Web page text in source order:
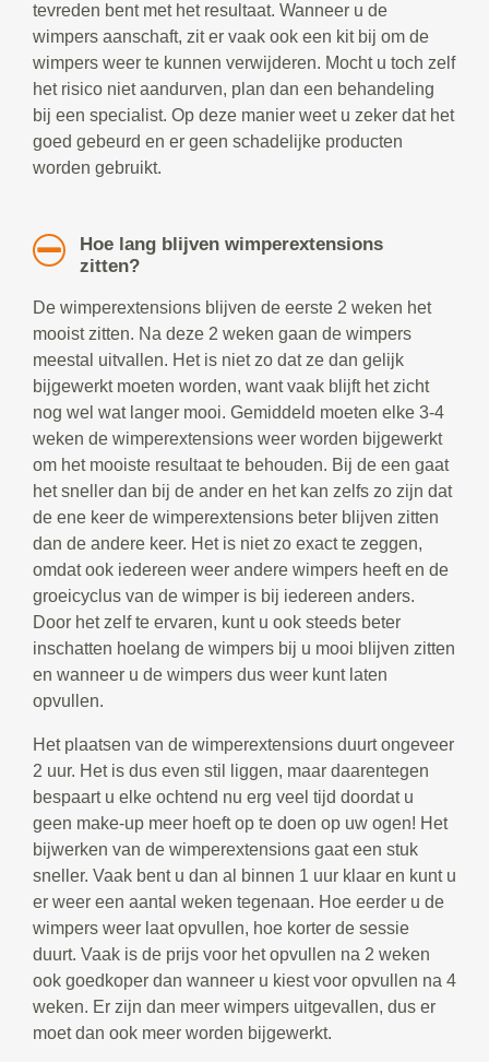
tevreden bent met het resultaat. Wanneer u de
wimpers aanschaft, zit er vaak ook een kit bij om de
wimpers weer te kunnen verwijderen. Mocht u toch zelf
het risico niet aandurven, plan dan een behandeling
bij een specialist. Op deze manier weet u zeker dat het
goed gebeurd en er geen schadelijke producten
worden gebruikt.
Hoe lang blijven wimperextensions
zitten?
De wimperextensions blijven de eerste 2 weken het
mooist zitten. Na deze 2 weken gaan de wimpers
meestal uitvallen. Het is niet zo dat ze dan gelijk
bijgewerkt moeten worden, want vaak blijft het zicht
nog wel wat langer mooi. Gemiddeld moeten elke 3-4
weken de wimperextensions weer worden bijgewerkt
om het mooiste resultaat te behouden. Bij de een gaat
het sneller dan bij de ander en het kan zelfs zo zijn dat
de ene keer de wimperextensions beter blijven zitten
dan de andere keer. Het is niet zo exact te zeggen,
omdat ook iedereen weer andere wimpers heeft en de
groeicyclus van de wimper is bij iedereen anders.
Door het zelf te ervaren, kunt u ook steeds beter
inschatten hoelang de wimpers bij u mooi blijven zitten
en wanneer u de wimpers dus weer kunt laten
opvullen.
Het plaatsen van de wimperextensions duurt ongeveer
2 uur. Het is dus even stil liggen, maar daarentegen
bespaart u elke ochtend nu erg veel tijd doordat u
geen make-up meer hoeft op te doen op uw ogen! Het
bijwerken van de wimperextensions gaat een stuk
sneller. Vaak bent u dan al binnen 1 uur klaar en kunt u
er weer een aantal weken tegenaan. Hoe eerder u de
wimpers weer laat opvullen, hoe korter de sessie
duurt. Vaak is de prijs voor het opvullen na 2 weken
ook goedkoper dan wanneer u kiest voor opvullen na 4
weken. Er zijn dan meer wimpers uitgevallen, dus er
moet dan ook meer worden bijgewerkt.